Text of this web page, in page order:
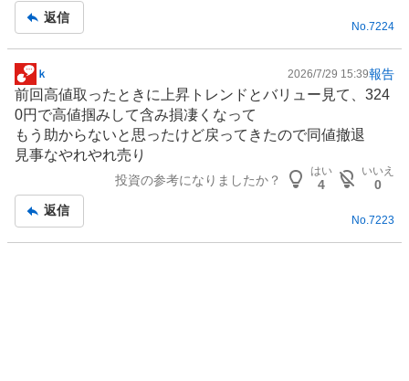
返信
No.7224
掲
示
板
記
事
ｋ 2026/7/29 15:39報告
前回高値取ったときに上昇トレンドとバリュー見て、324
0円で高値掴みして含み損凄くなって
もう助からないと思ったけど戻ってきたので同値撤退
見事なやれやれ売り
投資の参考になりましたか？
はい
4
いいえ
0
返信
No. 7223